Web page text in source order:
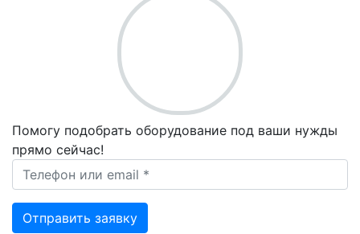
Помогу подобрать оборудование под ваши нужды
прямо сейчас!
Ваш телефон *
Отправить заявку